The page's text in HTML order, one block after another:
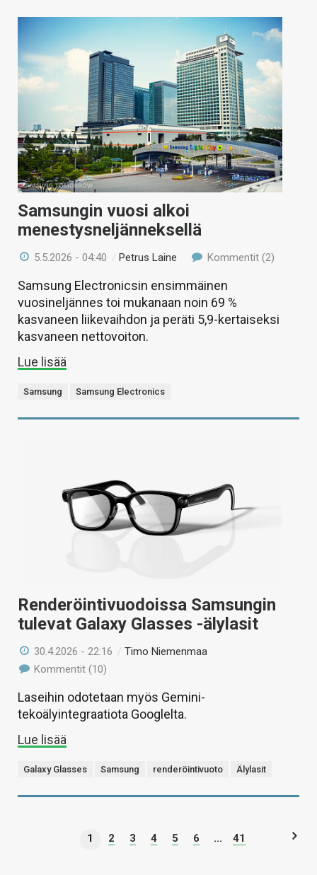
Samsungin vuosi alkoi
menestysneljänneksellä
5.5.2026 - 04:40 / Petrus Laine Kommentit (2)
Samsung Electronicsin ensimmäinen
vuosineljännes toi mukanaan noin 69 %
kasvaneen liikevaihdon ja peräti 5,9-kertaiseksi
kasvaneen nettovoiton.
Lue lisää
Samsung Samsung Electronics
Renderöintivuodoissa Samsungin
tulevat Galaxy Glasses -älylasit
30.4.2026 - 22:16 /Timo Niemenmaa
Kommentit (10)
Laseihin odotetaan myös Gemini-
tekoälyintegraatiota Googlelta.
Lue lisää
Galaxy Glasses Samsung renderöintivuoto Älylasit
1 2 3 4 5 6 ... 41